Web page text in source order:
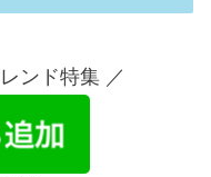
ンド特集 ／